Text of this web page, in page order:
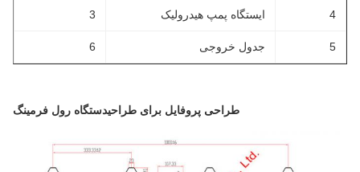
4 ایستگاه پمپ هیدرولیک 3
5 جدول خروجی 6
طراحی پروفایل برای طراحیدستگاه رول فرمینگ